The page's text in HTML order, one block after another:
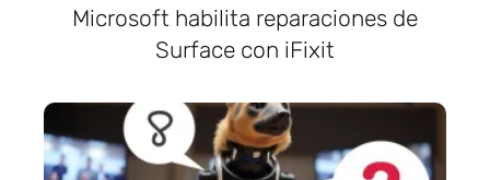
Microsoft habilita reparaciones de
Surface con iFixit